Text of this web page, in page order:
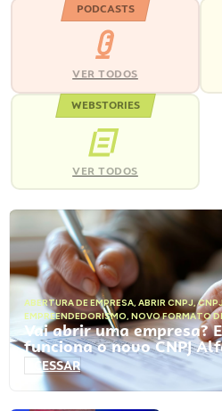
PODCASTS
VER TODOS
WEBSTORIES
VER TODOS
ABERTURA DE EMPRESA, ABRIR CNPJ,
EMPREENDEDORISMO, NOVO FORMATO
Vai abrir uma empresa?
funciona o novo CNPJ
ACESSAR